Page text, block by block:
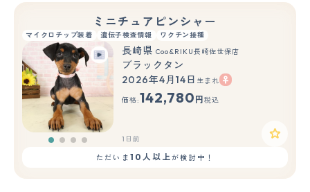
ミニチュアピンシャー
マイクロチップ装着 遺伝子検査情報 ワクチン接種
長崎県 Coo&RIKU長崎佐世保店
ブラックタン
2026年4月14日 生まれ
価格:142,780 円 税込
1日前
ただいま 10人以上が検討中！